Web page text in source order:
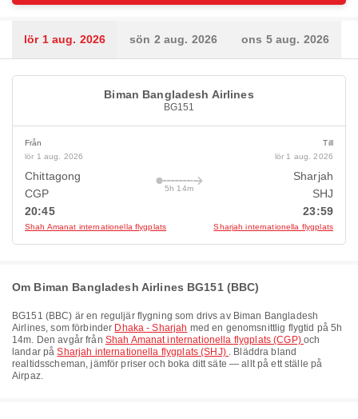
lör 1 aug. 2026 sön 2 aug. 2026 ons 5 aug. 2026
Biman Bangladesh Airlines
BG151
Från
lör 1 aug. 2026
Chittagong
CGP
20:45
Shah Amanat internationella flygplats
5h 14m
Till
lör 1 aug. 2026
Sharjah
SHJ
23:59
Sharjah internationella flygplats
Om Biman Bangladesh Airlines BG151 (BBC)
BG151 (BBC) är en reguljär flygning som drivs av Biman Bangladesh
Airlines, som förbinder Dhaka - Sharjah med en genomsnittlig flygtid på5h
14m. Den avgår från Shah Amanat internationella flygplats (CGP) och
landar påSharjah internationella flygplats (SHJ) . Bläddra bland
realtidsscheman, jämför priser och boka ditt säte — allt på ett ställe på
Airpaz.